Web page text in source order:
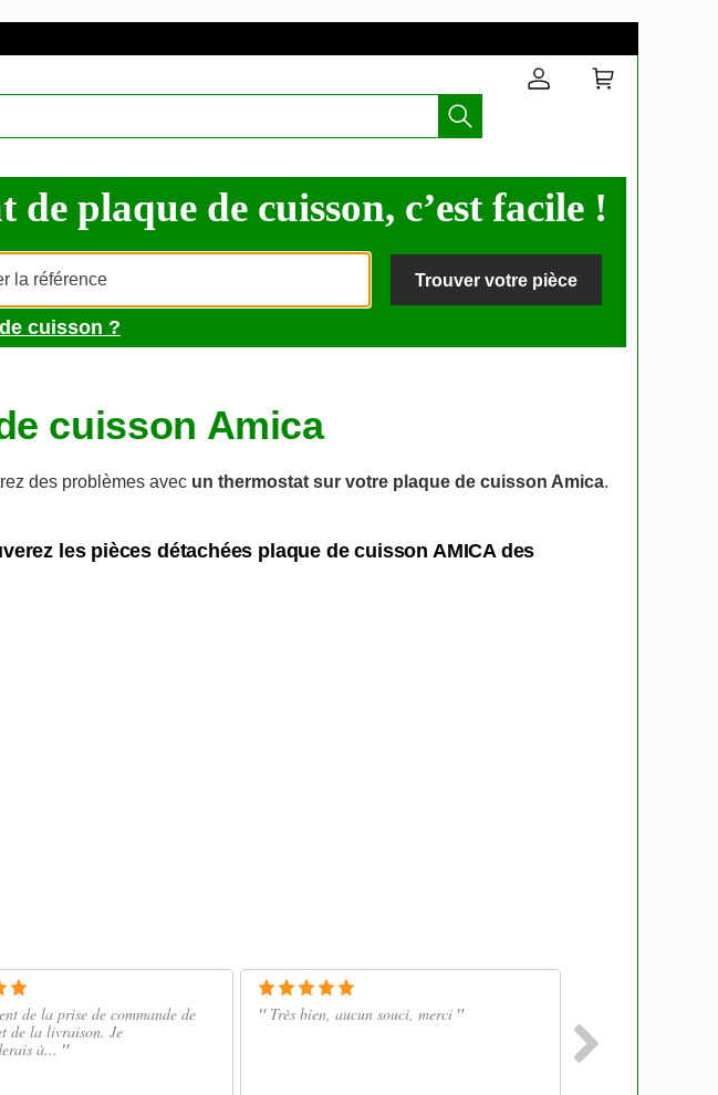
plaque de cuisson, c’est facile !
Trouver votre pièce
cuisson ?
cuisson Amica
des problèmes avec un thermostat sur votre plaque de cuisson Amica.
les pièces détachées plaque de cuisson AMICA des